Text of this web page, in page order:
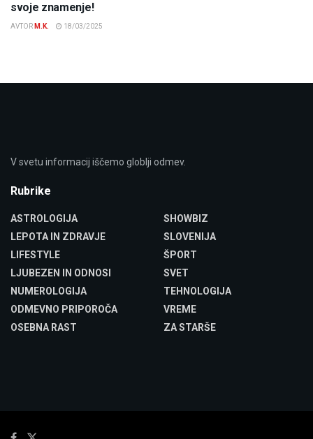
svoje znamenje!
AVTOR M.K. 18/03/2025
V svetu informacij iščemo globlji odmev.
Rubrike
ASTROLOGIJA
LEPOTA IN ZDRAVJE
LIFESTYLE
LJUBEZEN IN ODNOSI
NUMEROLOGIJA
ODMEVNO PRIPOROČA
OSEBNA RAST
SHOWBIZ
SLOVENIJA
ŠPORT
SVET
TEHNOLOGIJA
VREME
ZA STARŠE